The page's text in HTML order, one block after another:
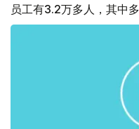
员工有3.2万多人，其中